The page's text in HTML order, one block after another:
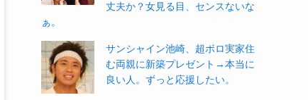
丈夫か？女見る目、センスないな
ぁ。
サンシャイン池崎、超ボロ実家住
む両親に新築プレゼント→本当に
良い人。ずっと応援したい。